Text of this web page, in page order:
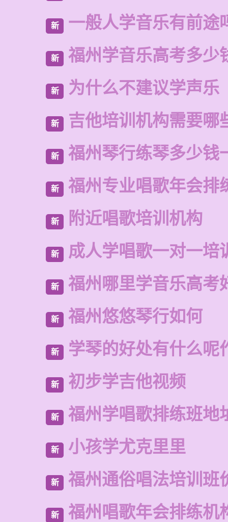
新 一般人学音乐有前途
新 福州学音乐高考多少
新 为什么不建议学声乐
新 吉他培训机构需要哪
新 福州琴行练琴多少钱
新 福州专业唱歌年会排
新 附近唱歌培训机构
新 成人学唱歌一对一培
新 福州哪里学音乐高考
新 福州悠悠琴行如何
新 学琴的好处有什么呢
新 初步学吉他视频
新 福州学唱歌排练班地
新 小孩学尤克里里
新 福州通俗唱法培训班
新 福州唱歌年会排练机